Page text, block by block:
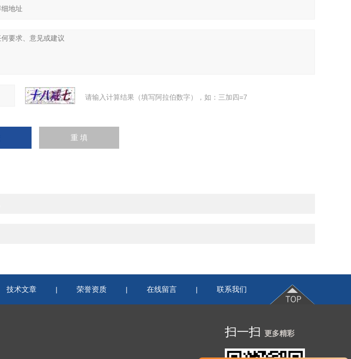
请输入计算结果（填写阿拉伯数字），如：三加四=7
技术文章 | 荣誉资质 | 在线留言 | 联系我们
扫一扫 更多精彩